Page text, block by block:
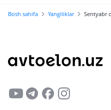
Bosh sahifa Yangiliklar Sentyabr